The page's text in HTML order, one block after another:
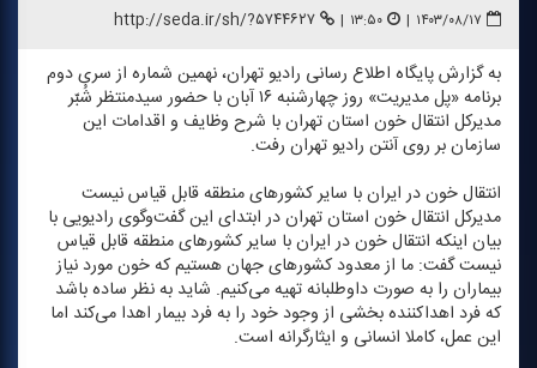
۱۴۰۳/۰۸/۱۷ | ۱۳:۵۰ | http://seda.ir/sh/?۵۷۴۴۶۲۷
به گزارش پایگاه اطلاع رسانی رادیو تهران، نهمین شماره از سری دوم
برنامه «پل مدیریت» روز چهارشنبه ۱۶ آبان با حضور سیدمنتظر شُبّر
مدیركل انتقال خون استان تهران با شرح وظایف و اقدامات این
سازمان بر روی آنتن رادیو تهران رفت.
انتقال خون در ایران با سایر كشورهای منطقه قابل قیاس نیست
مدیركل انتقال خون استان تهران در ابتدای این گفت‌وگوی رادیویی با
بیان اینكه انتقال خون در ایران با سایر كشورهای منطقه قابل قیاس
نیست گفت: ما از معدود كشورهای جهان هستیم كه خون مورد نیاز
بیماران را به صورت داوطلبانه تهیه می‌كنیم. شاید به نظر ساده باشد
كه فرد اهداكننده بخشی از وجود خود را به فرد بیمار اهدا می‌كند اما
این عمل، كاملا انسانی و ایثارگرانه است.